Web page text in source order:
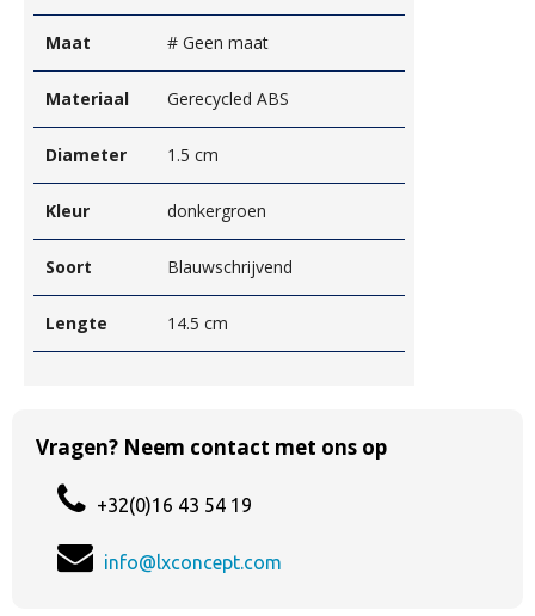
Maat # Geen maat
Materiaal Gerecycled ABS
Diameter 1.5 cm
Kleur donkergroen
Soort Blauwschrijvend
Lengte 14.5 cm
Vragen? Neem contact met ons op
+32(0)16 43 54 19
info@lxconcept.com